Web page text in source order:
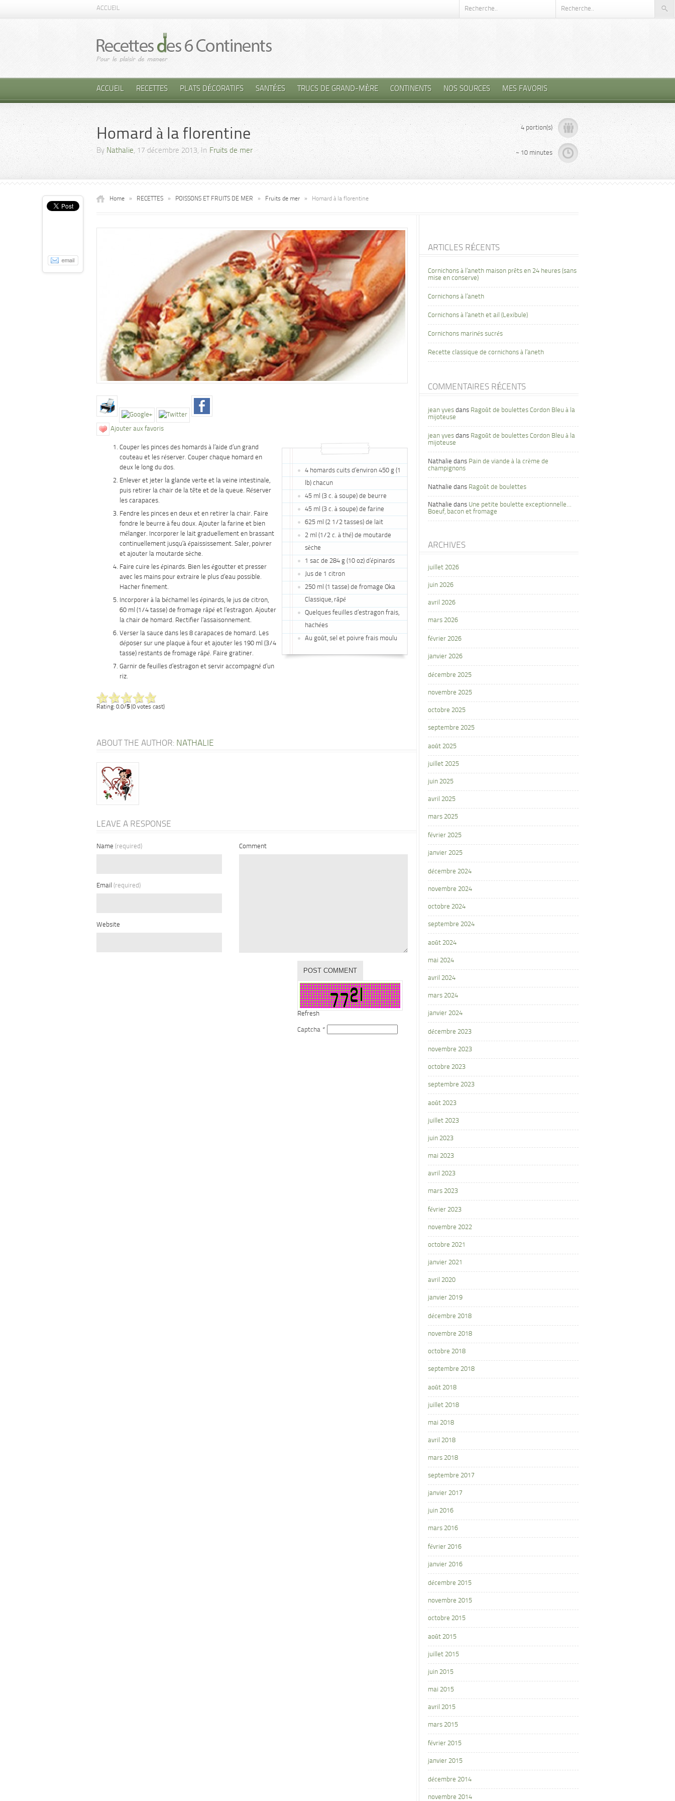
ACCUEIL
ACCUEIL RECETTES PLATS DÉCORATIFS SANTÉES TRUCS DE GRAND-MÈRE CONTINENTS NOS SOURCES MES FAVORIS
Homard à la florentine
By Nathalie, 17 décembre 2013, InFruits de mer
4 portion(s)
~ 10 minutes
Home » RECETTES » POISSONS ET FRUITS DE MER » Fruits de mer » Homard à la florentine
Ajouter aux favoris
4 homards cuits d’environ 450 g (1
lb) chacun
45 ml (3 c. à soupe) de beurre
45 ml (3 c. à soupe) de farine
625 ml (2 1/2 tasses) de lait
2 ml (1/2 c. à thé) de moutarde
sèche
1 sac de 284 g (10 oz) d’épinards
Jus de 1 citron
250 ml (1 tasse) de fromage Oka
Classique, râpé
Quelques feuilles d’estragon frais,
hachées
Au goût, sel et poivre frais moulu
Couper les pinces des homards à l’aide d’un grand
couteau et les réserver. Couper chaque homard en
deux le long du dos.
Enlever et jeter la glande verte et la veine intestinale,
puis retirer la chair de la tête et de la queue. Réserver
les carapaces.
Fendre les pinces en deux et en retirer la chair. Faire
fondre le beurre à feu doux. Ajouter la farine et bien
mélanger. Incorporer le lait graduellement en brassant
continuellement jusqu’à épaississement. Saler, poivrer
et ajouter la moutarde sèche.
Faire cuire les épinards. Bien les égoutter et presser
avec les mains pour extraire le plus d’eau possible.
Hacher finement.
Incorporer à la béchamel les épinards, le jus de citron,
60 ml (1/4 tasse) de fromage râpé et l’estragon. Ajouter
la chair de homard. Rectifier l’assaisonnement.
Verser la sauce dans les 8 carapaces de homard. Les
déposer sur une plaque à four et ajouter les 190 ml (3/4
tasse) restants de fromage râpé. Faire gratiner.
Garnir de feuilles d’estragon et servir accompagné d’un
riz.
Rating: 0.0/5(0 votes cast)
ABOUT THE AUTHOR: NATHALIE
LEAVE A RESPONSE
Name (required)
Email (required)
Website
Comment
Refresh
Captcha *
ARTICLES RÉCENTS
Cornichons à l’aneth maison prêts en 24 heures (sans
mise en conserve)
Cornichons à l’aneth
Cornichons à l’aneth et ail (Lexibule)
Cornichons marinés sucrés
Recette classique de cornichons à l’aneth
COMMENTAIRES RÉCENTS
jean yves dans Ragoût de boulettes Cordon Bleu à la
mijoteuse
jean yves dans Ragoût de boulettes Cordon Bleu à la
mijoteuse
Nathalie dans Pain de viande à la crème de
champignons
Nathalie dans Ragoût de boulettes
Nathalie dans Une petite boulette exceptionnelle…
Boeuf, bacon et fromage
ARCHIVES
juillet 2026
juin 2026
avril 2026
mars 2026
février 2026
janvier 2026
décembre 2025
novembre 2025
octobre 2025
septembre 2025
août 2025
juillet 2025
juin 2025
avril 2025
mars 2025
février 2025
janvier 2025
décembre 2024
novembre 2024
octobre 2024
septembre 2024
août 2024
mai 2024
avril 2024
mars 2024
janvier 2024
décembre 2023
novembre 2023
octobre 2023
septembre 2023
août 2023
juillet 2023
juin 2023
mai 2023
avril 2023
mars 2023
février 2023
novembre 2022
octobre 2021
janvier 2021
avril 2020
janvier 2019
décembre 2018
novembre 2018
octobre 2018
septembre 2018
août 2018
juillet 2018
mai 2018
avril 2018
mars 2018
septembre 2017
janvier 2017
juin 2016
mars 2016
février 2016
janvier 2016
décembre 2015
novembre 2015
octobre 2015
août 2015
juillet 2015
juin 2015
mai 2015
avril 2015
mars 2015
février 2015
janvier 2015
décembre 2014
novembre 2014